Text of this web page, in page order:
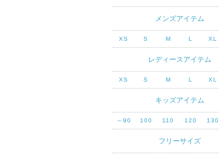
メンズアイテム
XS S M L XL
レディースアイテム
XS S M L XL
キッズアイテム
～90 100 110 120 130
フリーサイズ